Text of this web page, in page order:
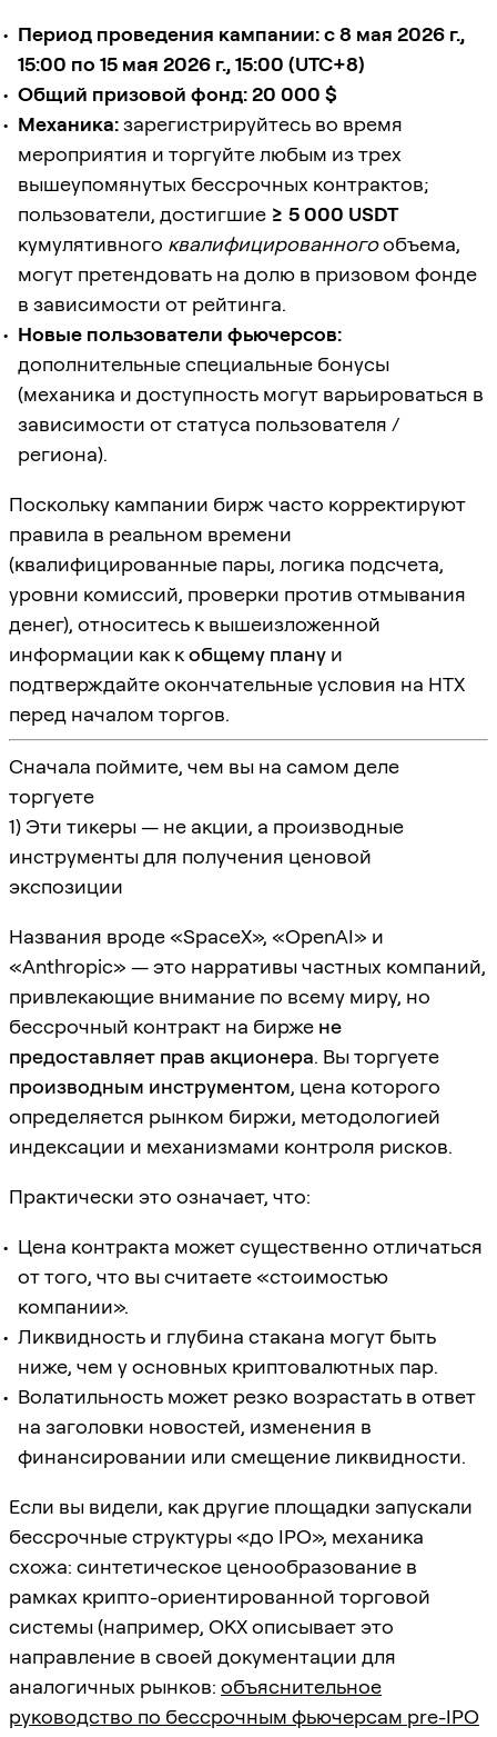
Период проведения кампании:с 8 мая 2026 г.,
15:00 по 15 мая 2026 г., 15:00 (UTC+8)
Общий призовой фонд:20 000 $
Механика:зарегистрируйтесь во время
мероприятия и торгуйте любым из трех
вышеупомянутых бессрочных контрактов;
пользователи, достигшие ≥ 5 000 USDT
кумулятивного квалифицированногообъема,
могут претендовать на долю в призовом фонде
в зависимости от рейтинга.
Новые пользователи фьючерсов:
дополнительные специальные бонусы
(механика и доступность могут варьироваться в
зависимости от статуса пользователя /
региона).
Поскольку кампании бирж часто корректируют
правила в реальном времени
(квалифицированные пары, логика подсчета,
уровни комиссий, проверки против отмывания
денег), относитесь к вышеизложенной
информации как кобщему плану и
подтверждайте окончательные условия на HTX
перед началом торгов.
Сначала поймите, чем вы на самом деле
торгуете
1) Эти тикеры — не акции, а производные
инструменты для получения ценовой
экспозиции
Названия вроде «SpaceX», «OpenAI» и
«Anthropic» — это нарративы частных компаний,
привлекающие внимание по всему миру, но
бессрочный контракт на бирже не
предоставляет прав акционера. Вы торгуете
производным инструментом, цена которого
определяется рынком биржи, методологией
индексации и механизмами контроля рисков.
Практически это означает, что:
Цена контракта может существенно отличаться
от того, что вы считаете «стоимостью
компании».
Ликвидность и глубина стакана могут быть
ниже, чем у основных криптовалютных пар.
Волатильность может резко возрастать в ответ
на заголовки новостей, изменения в
финансировании или смещение ликвидности.
Если вы видели, как другие площадки запускали
бессрочные структуры «до IPO», механика
схожа: синтетическое ценообразование в
рамках крипто-ориентированной торговой
системы (например, OKX описывает это
направление в своей документации для
аналогичных рынков: объяснительное
руководство по бессрочным фьючерсам pre-IPO